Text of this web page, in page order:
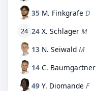
35 M. Finkgrafe D
24 24 X. Schlager M
13 N. Seiwald M
14 C. Baumgartner
49 Y. Diomande F